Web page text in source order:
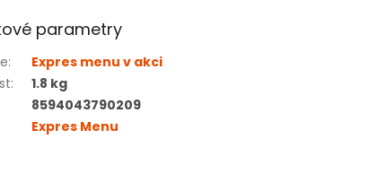
parametry
:
Expres menu v akci
:
1.8 kg
8594043790209
Expres Menu